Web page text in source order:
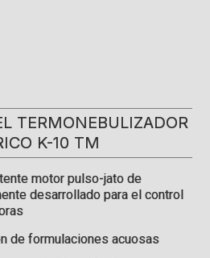
TERMONEBULIZADOR
K-10 TM
motor pulso-jato de
desarrollado para el control
de formulaciones acuosas